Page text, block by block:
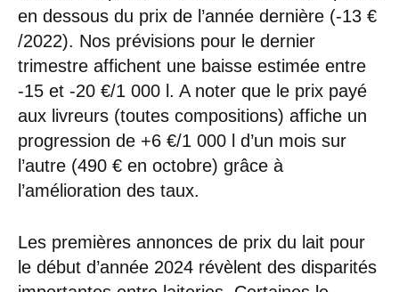
en dessous du prix de l’année dernière (-13 €
/2022). Nos prévisions pour le dernier
trimestre affichent une baisse estimée entre
-15 et -20 €/1 000 l. A noter que le prix payé
aux livreurs (toutes compositions) affiche un
progression de +6 €/1 000 l d’un mois sur
l’autre (490 € en octobre) grâce à
l’amélioration des taux.
Les premières annonces de prix du lait pour
le début d’année 2024 révèlent des disparités